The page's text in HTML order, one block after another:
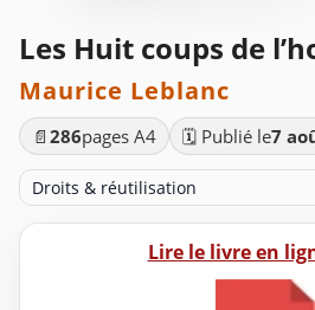
Les Huit coups de
Maurice Leblanc
📄 286pages A4 🗓️ Publié le7
Droits & réutilisation
Lire le livre en